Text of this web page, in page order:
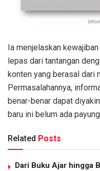
Ia menjelaskan
lepas dari tantangan
konten yang berasal dari
Permasalahannya,
benar-benar dapat
baru ini belum ada
Related Posts
Dari Buku Ajar hingga